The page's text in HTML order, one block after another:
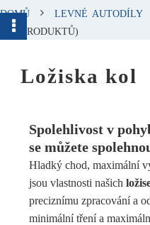
DOMŮ LEVNÉ AUTODÍLY
(876 PRODUKTŮ)
Ložiska kol
Spolehlivost v
se můžete
Hladký chod, maximální
jsou vlastnosti našich
preciznímu zpracování a
minimální tření a